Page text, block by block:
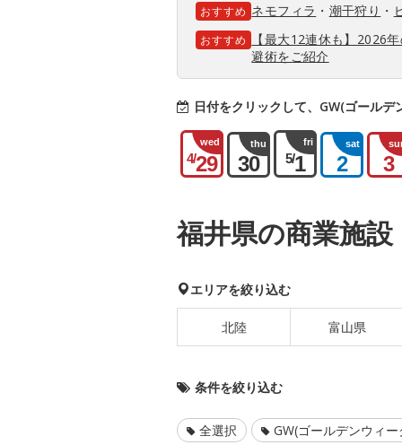
おすすめ ネモフィラ ・ 潮干狩り ・
おすすめ
【最大12連休も】2026
避術をご紹介
日付をクリックして、GW(ゴール
wed
4/29
thu
30
fri
5/1
sat
2 3
福井県の商業施設
エリアを絞り込む
北陸 富山県
条件を絞り込む
全選択
GW(ゴールデンウィ